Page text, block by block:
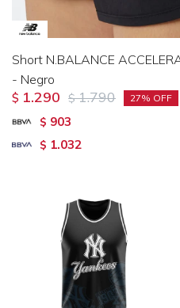
Short N.BALANCE
- Negro
$ 1.290 $ 1.790 27
$ 903
$ 1.032